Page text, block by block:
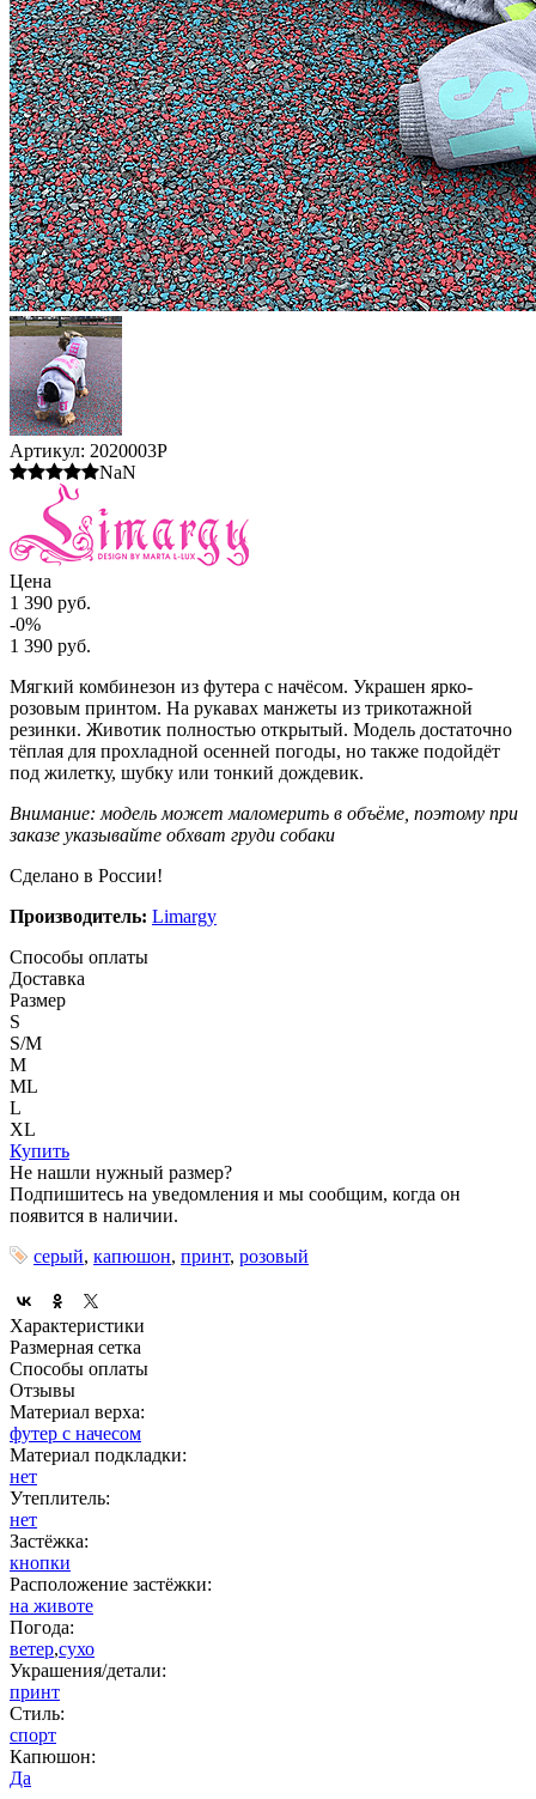
Артикул: 2020003P
NaN
Цена
1 390 руб.
-0%
1 390 руб.
Мягкий комбинезон из футера с начёсом. Украшен ярко-
розовым принтом. На рукавах манжеты из трикотажной
резинки. Животик полностью открытый. Модель достаточно
тёплая для прохладной осенней погоды, но также подойдёт
под жилетку, шубку или тонкий дождевик.
Внимание: модель может маломерить в объёме, поэтому при
заказе указывайте обхват груди собаки
Сделано в России!
Производитель: Limargy
Способы оплаты
Доставка
Размер
S
S/M
M
ML
L
XL
Купить
Не нашли нужный размер?
Подпишитесь на уведомления и мы сообщим, когда он
появится в наличии.
серый, капюшон, принт, розовый
Характеристики
Размерная сетка
Способы оплаты
Отзывы
Материал верха:
футер с начесом
Материал подкладки:
нет
Утеплитель:
нет
Застёжка:
кнопки
Расположение застёжки:
на животе
Погода:
ветер,сухо
Украшения/детали:
принт
Стиль:
спорт
Капюшон:
Да